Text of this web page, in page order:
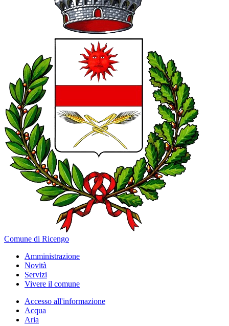
Comune di Ricengo
Amministrazione
Novità
Servizi
Vivere il comune
Accesso all'informazione
Acqua
Aria